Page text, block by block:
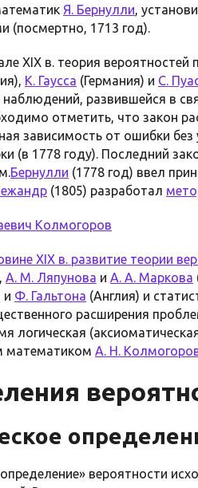
Я. Бернулли,
(посмертно, 1713 год).
ХIХ в. теория вероятностей
К. Гаусса (Германия) и С.
развившейся в
отметить, что закон
зависимость от ошибки
(в 1778 году). Последний
Бернулли (1778 год) ввел
(1805) разработал
Колмогоров
XIX в. развитие теории
, А. М. Ляпунова и А. А. Маркова
и Ф. Гальтона (Англия) и
расширения
логическая
математиком А. Н.
вероятности